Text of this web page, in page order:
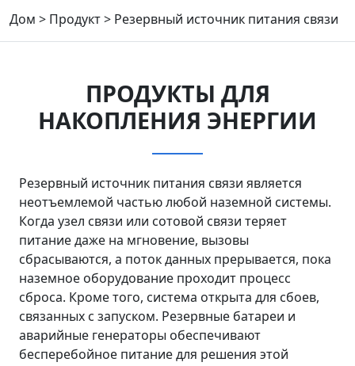
Дом > Продукт> Резервный источник питания связи
ПРОДУКТЫ ДЛЯ
НАКОПЛЕНИЯ ЭНЕРГИИ
Резервный источник питания связи является
неотъемлемой частью любой наземной системы.
Когда узел связи или сотовой связи теряет
питание даже на мгновение, вызовы
сбрасываются, а поток данных прерывается, пока
наземное оборудование проходит процесс
сброса. Кроме того, система открыта для сбоев,
связанных с запуском. Резервные батареи и
аварийные генераторы обеспечивают
бесперебойное питание для решения этой